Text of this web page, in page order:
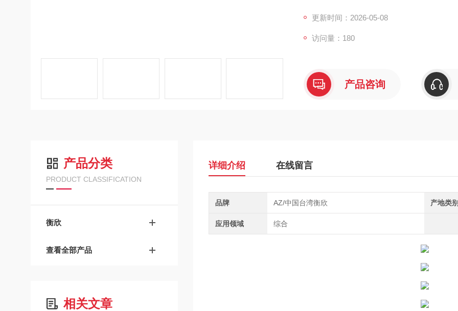
更新时间：2026-05-08
访问量：180
产品咨询
产品分类
PRODUCT CLASSIFICATION
衡欣
查看全部产品
相关文章
详细介绍 在线留言
品牌 AZ/中国台湾衡欣 产地类
应用领域 综合